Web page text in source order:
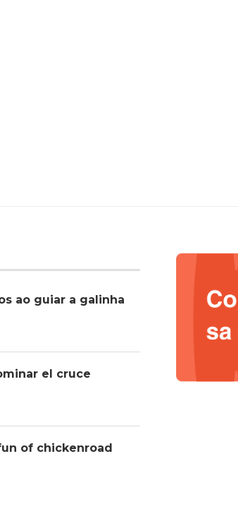
ao guiar a galinha
el cruce
of chickenroad